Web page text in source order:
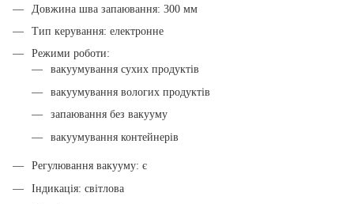
Довжина шва запаювання: 300 мм
Тип керування: електронне
Режими роботи:
вакуумування сухих продуктів
вакуумування вологих продуктів
запаювання без вакууму
вакуумування контейнерів
Регулювання вакууму: є
Індикація: світлова